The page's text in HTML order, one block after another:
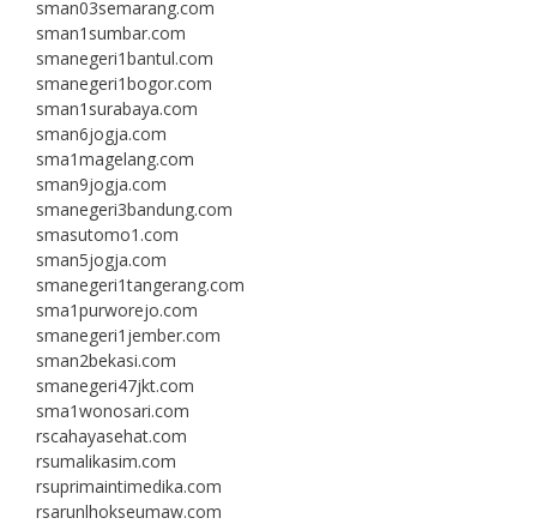
sman03semarang.com
sman1sumbar.com
smanegeri1bantul.com
smanegeri1bogor.com
sman1surabaya.com
sman6jogja.com
sma1magelang.com
sman9jogja.com
smanegeri3bandung.com
smasutomo1.com
sman5jogja.com
smanegeri1tangerang.com
sma1purworejo.com
smanegeri1jember.com
sman2bekasi.com
smanegeri47jkt.com
sma1wonosari.com
rscahayasehat.com
rsumalikasim.com
rsuprimaintimedika.com
rsarunlhokseumaw.com